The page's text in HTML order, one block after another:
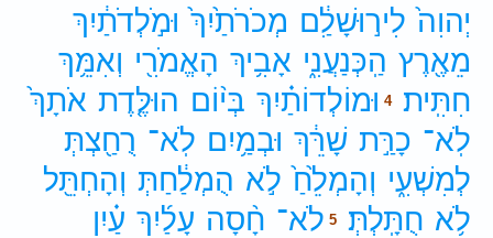
יְהוִה֙ לִיר֣וּשָׁלִַ֔ם מְכֹרֹתַ֙יִךְ֙ וּמֹ֣לְדֹתַ֔יִךְ
מֵאֶ֖רֶץ הַֽכְּנַעֲנִ֑י אָבִ֥יךְ הָאֱמֹרִ֖י וְאִמֵּ֥ךְ
חִתִּֽית׃
4 וּמוֹלְדוֹתַ֗יִךְ בְּי֨וֹם הוּלֶּ֤דֶת אֹתָךְ֙
לֹֽא־ כָרַּ֣ת שָׁרֵּ֔ךְ וּבְמַ֥יִם לֹֽא־ רֻחַ֖צְתְּ
לְמִשְׁעִ֑י וְהָמְלֵ֙חַ֙ לֹ֣א הֻמְלַ֔חַתְּ וְהָחְתֵּ֖ל
לֹ֥א חֻתָּֽלְתְּ׃ 5 לֹא־ חָ֨סָה עָלַ֜יִךְ עַ֗יִן